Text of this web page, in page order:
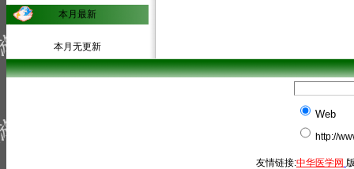
本月最新
本月无更新
Web
http://
友情链接:中华医学网